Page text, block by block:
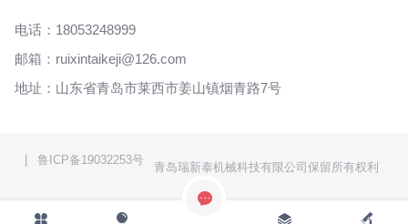
电话： 18053248999
邮箱： ruixintaikeji@126.com
地址：山东省青岛市莱西市姜山镇烟青路7号
鲁ICP备19032253号
青岛瑞新泰机械科技有限公司保留所有权利